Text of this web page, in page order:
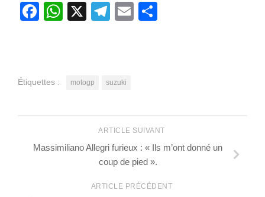
Facebook
WhatsApp
X Telegram
Email
Étiquettes : motogp suzuki
ARTICLE SUIVANT
Massimiliano Allegri furieux : « Ils m’ont donné un
coup de pied ».
ARTICLE PRÉCÉDENT